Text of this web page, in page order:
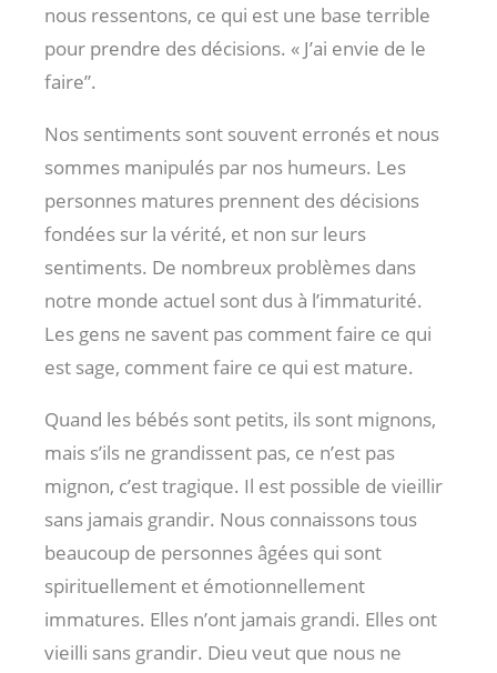
nous ressentons, ce qui est une base terrible
pour prendre des décisions. « J’ai envie de le
faire”.
Nos sentiments sont souvent erronés et nous
sommes manipulés par nos humeurs. Les
personnes matures prennent des décisions
fondées sur la vérité, et non sur leurs
sentiments. De nombreux problèmes dans
notre monde actuel sont dus à l’immaturité.
Les gens ne savent pas comment faire ce qui
est sage, comment faire ce qui est mature.
Quand les bébés sont petits, ils sont mignons,
mais s’ils ne grandissent pas, ce n’est pas
mignon, c’est tragique. Il est possible de vieillir
sans jamais grandir. Nous connaissons tous
beaucoup de personnes âgées qui sont
spirituellement et émotionnellement
immatures. Elles n’ont jamais grandi. Elles ont
vieilli sans grandir. Dieu veut que nous ne